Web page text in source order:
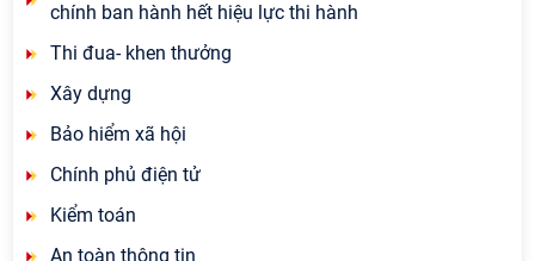
chính ban hành hết hiệu lực thi hành
Thi đua- khen thưởng
Xây dựng
Bảo hiểm xã hội
Chính phủ điện tử
Kiểm toán
An toàn thông tin